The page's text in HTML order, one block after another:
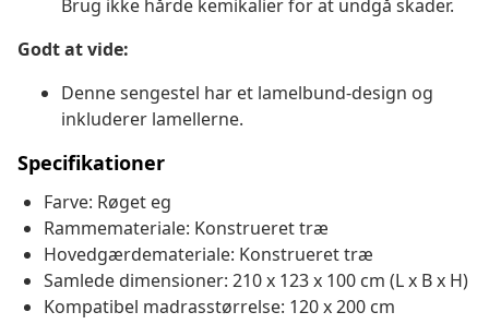
Brug ikke hårde kemikalier for at undgå skader.
Godt at vide:
Denne sengestel har et lamelbund-design og
inkluderer lamellerne.
Specifikationer
Farve: Røget eg
Rammemateriale: Konstrueret træ
Hovedgærdemateriale: Konstrueret træ
Samlede dimensioner: 210 x 123 x 100 cm (L x B x H)
Kompatibel madrasstørrelse: 120 x 200 cm